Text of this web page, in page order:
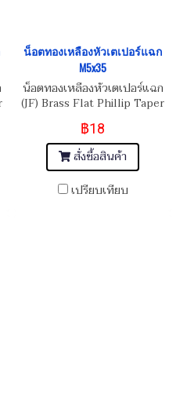
น็อตทองเหลืองหัวเตเปอร์แฉก
M5x35
น็อตทองเหลืองหัวเตเปอร์แฉก
(JF) Brass Flat Phillip Taper
Head Screw M5x0.8x35
฿18
สั่งซื้อสินค้า
เปรียบเทียบ